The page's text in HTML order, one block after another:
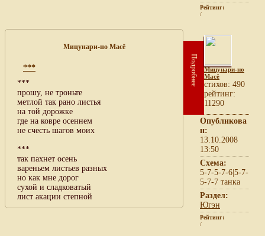
Рейтинг:
/
Мицунари-но Масё
***
***
прошу, не троньте
метлой так рано листья
на той дорожке
где на ковре осеннем
не счесть шагов моих
***
так пахнет осень
вареньем листьев разных
но как мне дорог
сухой и сладковатый
лист акации степной
Подробнее
Мицунари-но
Масё
cтихов: 490
рейтинг:
11290
Опубликова
н:
13.10.2008
13:50
Схема:
5-7-5-7-6|5-7-
5-7-7 танка
Раздел:
Югэн
Рейтинг:
/